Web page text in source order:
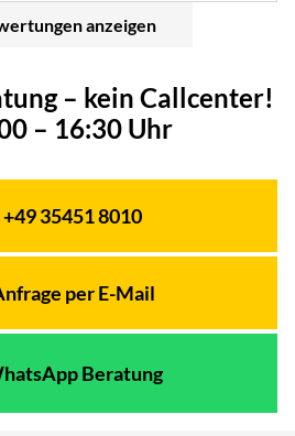
anzeigen
– kein Callcenter!
– 16:30 Uhr
Telefon:
+49 35451 8010
per E-Mail
Beratung